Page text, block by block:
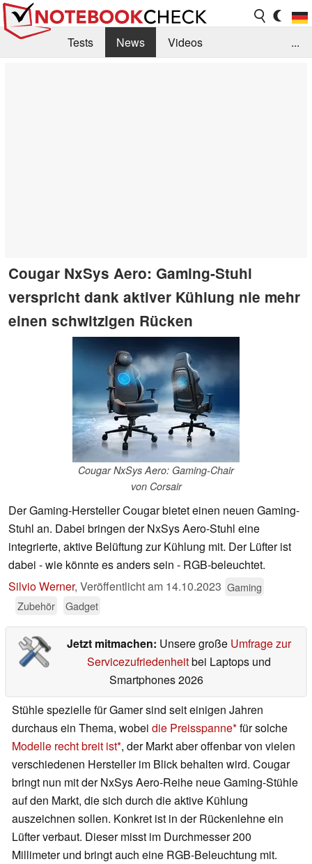
Tests News
Videos
...
Cougar NxSys Aero: Gaming-Stuhl
verspricht dank aktiver Kühlung nie mehr
einen schwitzigen Rücken
Cougar NxSys Aero: Gaming-Chair
von Corsair
Der Gaming-Hersteller Cougar bietet einen neuen Gaming-
Stuhl an. Dabei bringen der NxSys Aero-Stuhl eine
integrierte, aktive Belüftung zur Kühlung mit. Der Lüfter ist
dabei - wie könnte es anders sein - RGB-beleuchtet.
Silvio Werner, Veröffentlicht am 14.10.2023 Gaming
Zubehör
Gadget
Jetzt mitmachen: Unsere große Umfrage zur
Servicezufriedenheitbei Laptops und
Smartphones 2026
Stühle spezielle für Gamer sind seit einigen Jahren
durchaus ein Thema, wobei die Preisspanne für solche
Modelle recht breit ist , der Markt aber offenbar von vielen
verschiedenen Hersteller im Blick behalten wird. Cougar
bringt nun mit der NxSys Aero-Reihe neue Gaming-Stühle
auf den Markt, die sich durch die aktive Kühlung
auszeichnen sollen. Konkret ist in der Rückenlehne ein
Lüfter verbaut. Dieser misst im Durchmesser 200
Millimeter und bringt auch eine RGB-Beleuchtung mit.